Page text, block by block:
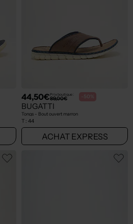
44,50€Prix boutique :
89,00€ -50%
BUGATTI
Tongs - Bout ouvert marron
T : 44
ACHAT EXPRESS